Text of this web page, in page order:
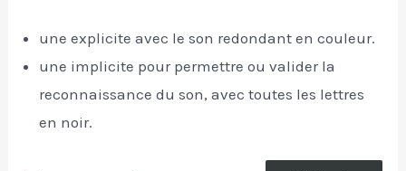
une explicite avec le son redondant en couleur.
une implicite pour permettre ou valider la
reconnaissance du son, avec toutes les lettres
en noir.